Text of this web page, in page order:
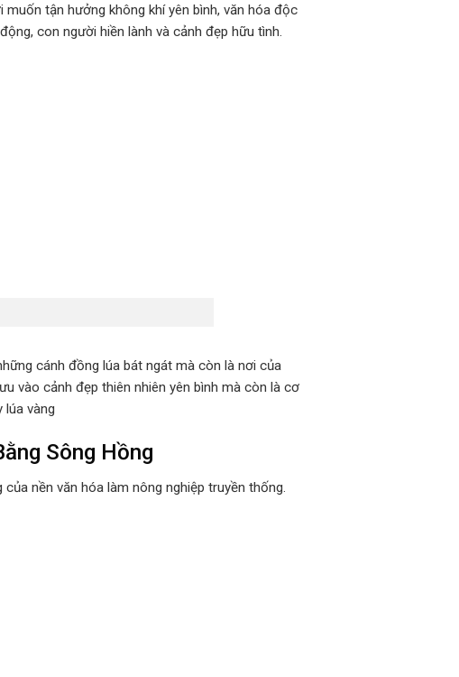
tận hưởng không khí yên bình, văn hóa độc
con người hiền lành và cảnh đẹp hữu tình.
cánh đồng lúa bát ngát mà còn là nơi của
vào cảnh đẹp thiên nhiên yên bình mà còn là cơ
vàng
Sông Hồng
nền văn hóa làm nông nghiệp truyền thống.